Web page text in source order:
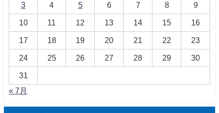
3 4 5 6 7 8 9
10 11 12 13 14 15 16
17 18 19 20 21 22 23
24 25 26 27 28 29 30
31
« 7月